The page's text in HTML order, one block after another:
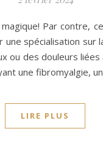
Par
spécialisation
ou des douleurs
une fibromyalgie,
LIRE PLUS